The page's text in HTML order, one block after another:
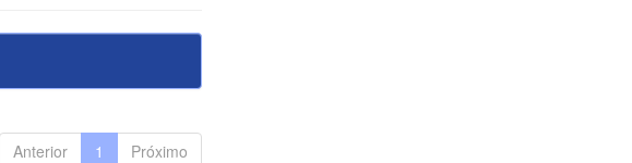
Anterior 1 Próximo